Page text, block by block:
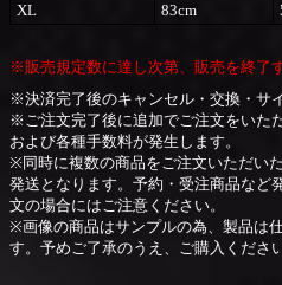
XL
83cm
※販売規定数に達し次第、販売を終了
※決済完了後のキャンセル・交換・サ
※ご注文完了後に追加でご注文をいた
および各種手数料が発生します。
※同時に複数の商品をご注文いただい
発送となります。予約・受注商品など
文の場合にはご注意ください。
※画像の商品はサンプルの為、製品は
す。予めご了承のうえ、ご購入ください